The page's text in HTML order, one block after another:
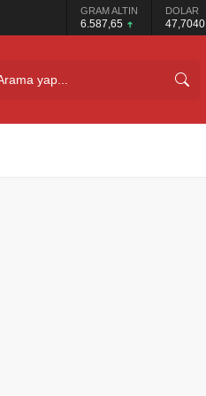
GRAM ALTIN
6.587,65
DOLAR
47,7040